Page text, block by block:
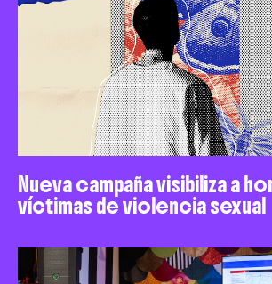
Nueva campaña visibiliza a
víctimas de violencia sexual